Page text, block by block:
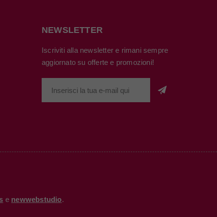
NEWSLETTER
Iscriviti alla newsletter e rimani sempre
aggiornato su offerte e promozioni!
e newwebstudio.